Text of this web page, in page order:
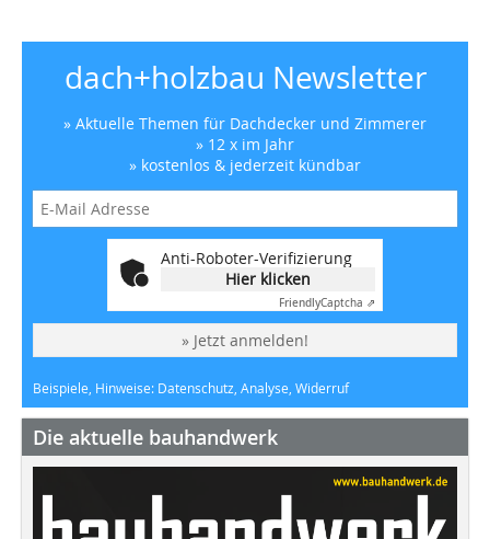
dach+holzbau Newsletter
» Aktuelle Themen für Dachdecker und Zimmerer
» 12 x im Jahr
» kostenlos & jederzeit kündbar
Anti-Roboter-Verifizierung
Hier klicken
FriendlyCaptcha ⇗
» Jetzt anmelden!
Beispiele, Hinweise: Datenschutz, Analyse, Widerruf
Die aktuelle bauhandwerk